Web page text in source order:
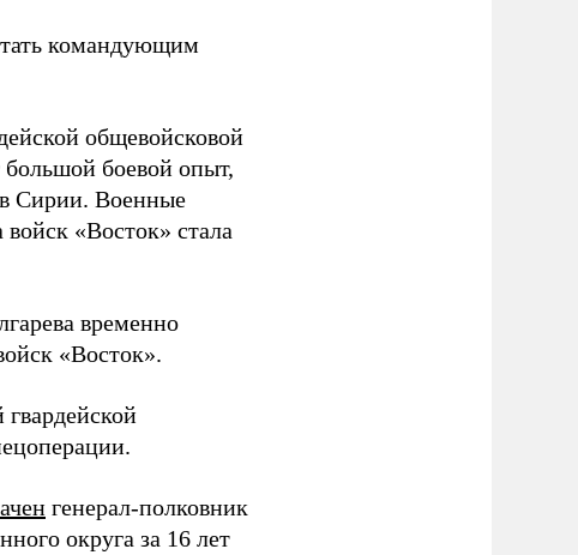
командующим
общевойсковой
боевой опыт,
в Сирии. Военные
войск «Восток» стала
временно
«Восток».
генерал-полковник
округа за 16 лет